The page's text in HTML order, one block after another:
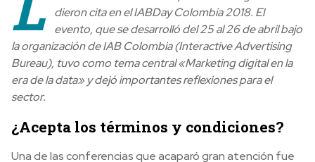
dieron cita en el IABDay Colombia 2018. El
evento, que se desarrolló del 25 al 26 de abril bajo
la organización de IAB Colombia (Interactive Advertising
Bureau), tuvo como tema central «Marketing digital en la
era de la data» y dejó importantes reflexiones para el
sector.
¿Acepta los términos y condiciones?
Una de las conferencias que acaparó gran atención fue